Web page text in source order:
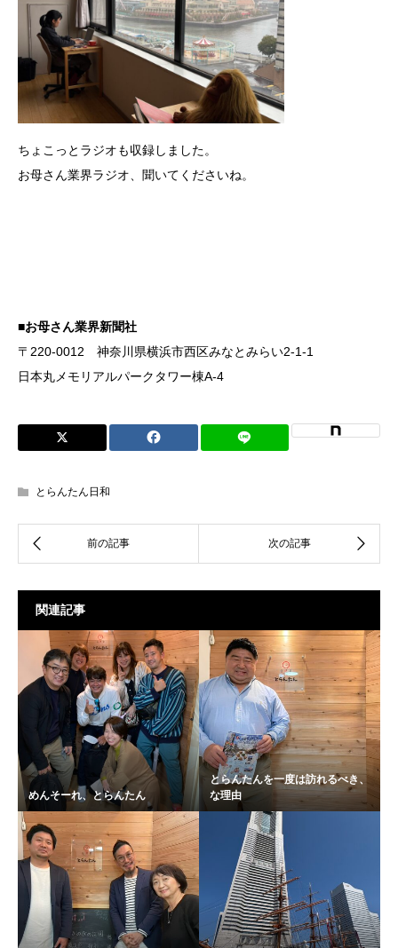
ちょこっとラジオも収録しました。
お母さん業界ラジオ、聞いてくださいね。
■お母さん業界新聞社
〒220-0012 神奈川県横浜市西区みなとみらい2-1-1
日本丸メモリアルパークタワー棟A-4
とらんたん日和
関連記事
めんそーれ、とらんたん
とらんたんを一度は訪れるべき、
な理由